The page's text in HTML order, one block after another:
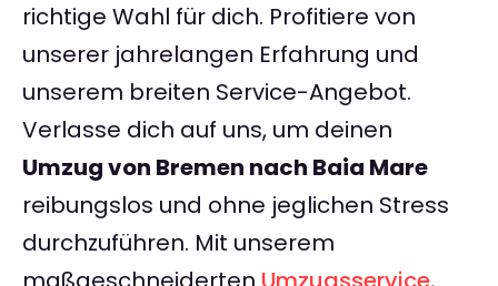
richtige Wahl für dich. Profitiere von
unserer jahrelangen Erfahrung und
unserem breiten Service-Angebot.
Verlasse dich auf uns, um deinen
Umzug von Bremen nach Baia Mare
reibungslos und ohne jeglichen Stress
durchzuführen. Mit unserem